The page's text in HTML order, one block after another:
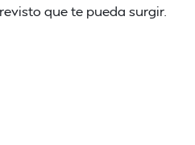
que te pueda surgir.